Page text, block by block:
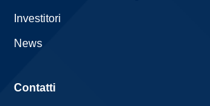
Investitori
News
Contatti